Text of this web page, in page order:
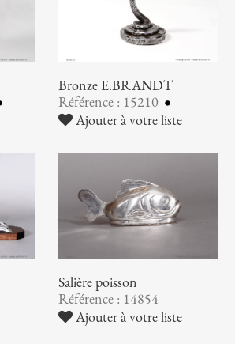
Bronze E.BRANDT
Référence : 15210
Ajouter à votre liste
Salière poisson
Référence : 14854
Ajouter à votre liste